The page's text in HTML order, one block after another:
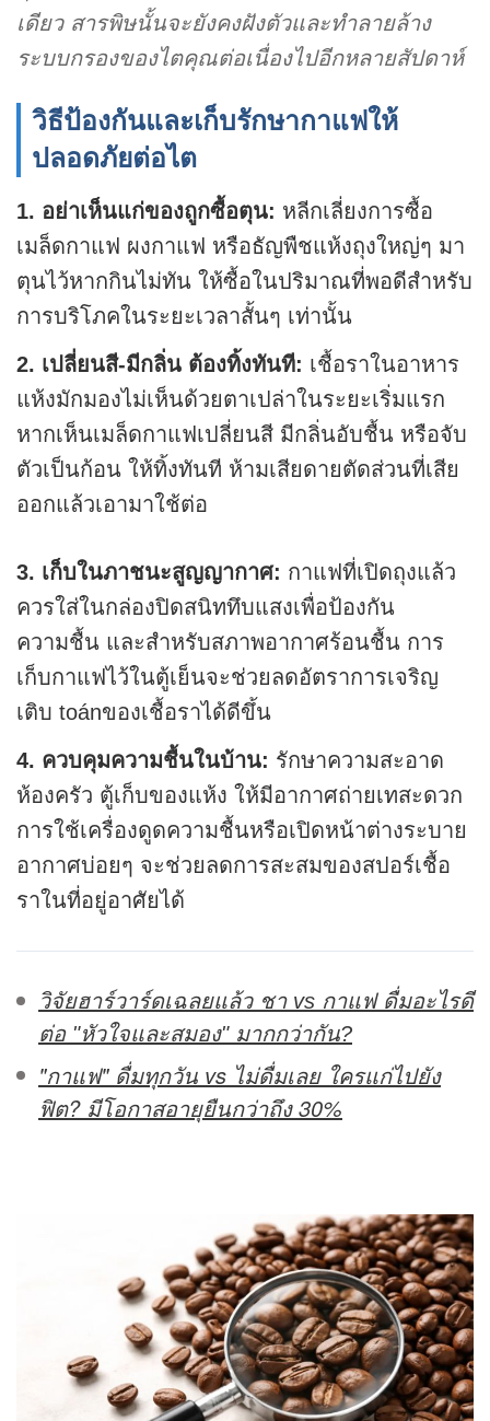
เดียว สารพิษนั้นจะยังคงฝังตัวและทำลายล้าง
ระบบกรองของไตคุณต่อเนื่องไปอีกหลายสัปดาห์
วิธีป้องกันและเก็บรักษากาแฟให้
ปลอดภัยต่อไต
1. อย่าเห็นแก่ของถูกซื้อตุน: หลีกเลี่ยงการซื้อ
เมล็ดกาแฟ ผงกาแฟ หรือธัญพืชแห้งถุงใหญ่ๆ มา
ตุนไว้หากกินไม่ทัน ให้ซื้อในปริมาณที่พอดีสำหรับ
การบริโภคในระยะเวลาสั้นๆ เท่านั้น
2. เปลี่ยนสี-มีกลิ่น ต้องทิ้งทันที: เชื้อราในอาหาร
แห้งมักมองไม่เห็นด้วยตาเปล่าในระยะเริ่มแรก
หากเห็นเมล็ดกาแฟเปลี่ยนสี มีกลิ่นอับชื้น หรือจับ
ตัวเป็นก้อน ให้ทิ้งทันที ห้ามเสียดายตัดส่วนที่เสีย
ออกแล้วเอามาใช้ต่อ
3. เก็บในภาชนะสูญญากาศ: กาแฟที่เปิดถุงแล้ว
ควรใส่ในกล่องปิดสนิททึบแสงเพื่อป้องกัน
ความชื้น และสำหรับสภาพอากาศร้อนชื้น การ
เก็บกาแฟไว้ในตู้เย็นจะช่วยลดอัตราการเจริญ
เติบ toánของเชื้อราได้ดีขึ้น
4. ควบคุมความชื้นในบ้าน: รักษาความสะอาด
ห้องครัว ตู้เก็บของแห้ง ให้มีอากาศถ่ายเทสะดวก
การใช้เครื่องดูดความชื้นหรือเปิดหน้าต่างระบาย
อากาศบ่อยๆ จะช่วยลดการสะสมของสปอร์เชื้อ
ราในที่อยู่อาศัยได้
วิจัยฮาร์วาร์ดเฉลยแล้ว ชา vs กาแฟ ดื่มอะไรดี
ต่อ "หัวใจและสมอง" มากกว่ากัน?
"กาแฟ" ดื่มทุกวัน vs ไม่ดื่มเลย ใครแก่ไปยัง
ฟิต? มีโอกาสอายุยืนกว่าถึง 30%